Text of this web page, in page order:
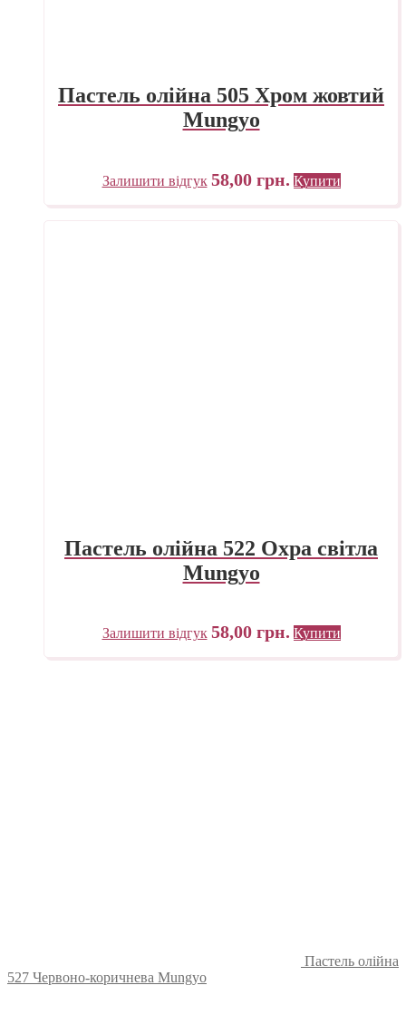
Пастель олійна 505 Хром жовтий
Mungyo
Залишити відгук 58,00 грн. Купити
Пастель олійна 522 Охра світла
Mungyo
Залишити відгук 58,00 грн. Купити
Пастель олійна
527 Червоно-коричнева Mungyo